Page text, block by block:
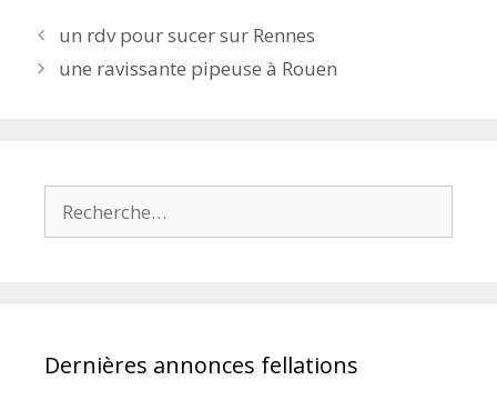
Navigation
des
un rdv pour sucer sur Rennes
une ravissante pipeuse à Rouen
Dernières annonces fellations